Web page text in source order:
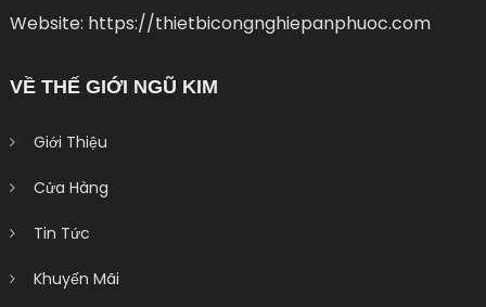
Website: https://thietbicongnghiepanphuoc.com
VỀ THẾ GIỚI NGŨ KIM
Giới Thiệu
Cửa Hàng
Tin Tức
Khuyến Mãi